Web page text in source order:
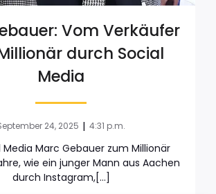
Vom Verkäufer
durch Social
Media
24, 2025 | 4:31 p.m.
Media Marc Gebauer zum Millionär
wie ein junger Mann aus Aachen
durch Instagram,[…]